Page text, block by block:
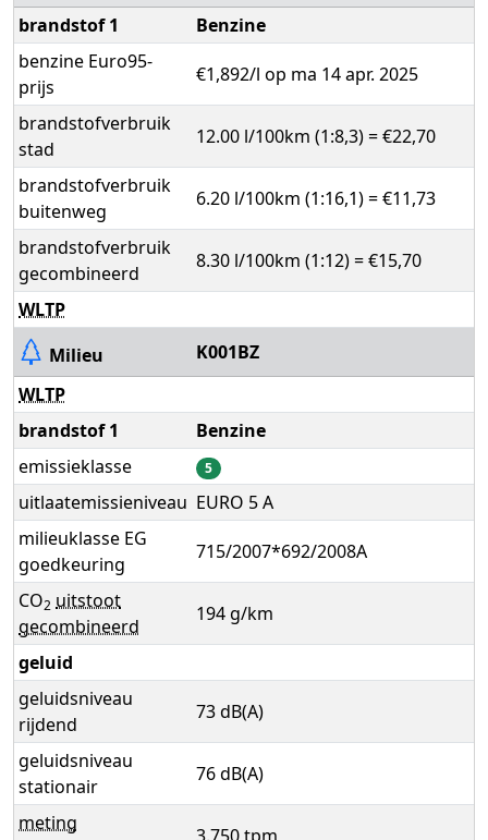
brandstof 1
Benzine
benzine Euro95-
prijs
€1,892/l op ma 14 apr. 2025
brandstofverbruik
stad
12.00 l/100km (1:8,3) = €22,70
brandstofverbruik
buitenweg
6.20 l/100km (1:16,1) = €11,73
brandstofverbruik
gecombineerd
8.30 l/100km (1:12) = €15,70
WLTP
Milieu
K001BZ
WLTP
brandstof 1
Benzine
emissieklasse
5
uitlaatemissieniveau EURO 5 A
milieuklasse EG
goedkeuring
715/2007*692/2008A
CO2 uitstoot
gecombineerd
194 g/km
geluid
geluidsniveau
rijdend
73 dB(A)
geluidsniveau
stationair
76 dB(A)
meting